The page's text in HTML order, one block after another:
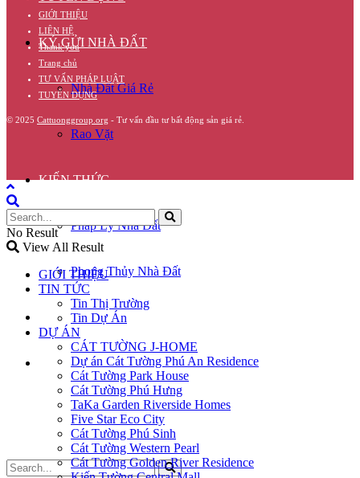
KÝ GỬI NHÀ ĐẤT
Nhà Đất Giá Rẻ
Rao Vặt
KIẾN THỨC
Pháp Lý Nhà Đất
Phong Thủy Nhà Đất
GÓC CHIA SẺ
LIÊN HỆ
GIỚI THIỆU
LIÊN HỆ
Thank you
Trang chủ
TƯ VẤN PHÁP LUẬT
TUYỂN DỤNG
© 2025 Cattuonggroup.org - Tư vấn đầu tư bất động sản giá rẻ.
No Result
View All Result
GIỚI THIỆU
TIN TỨC
Tin Thị Trường
Tin Dự Án
DỰ ÁN
CÁT TƯỜNG J-HOME
Dự án Cát Tường Phú An Residence
Cát Tường Park House
Cát Tường Phú Hưng
TaKa Garden Riverside Homes
Five Star Eco City
Cát Tường Phú Sinh
Cát Tường Western Pearl
Cát Tường Golden River Residence